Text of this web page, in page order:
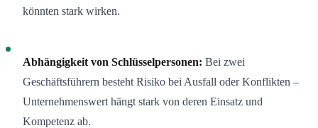
könnten stark wirken.
Abhängigkeit von Schlüsselpersonen: Bei zwei
Geschäftsführern besteht Risiko bei Ausfall oder Konflikten –
Unternehmenswert hängt stark von deren Einsatz und
Kompetenz ab.